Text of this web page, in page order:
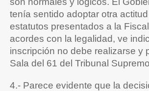
tenía sentido adoptar otra
estatutos presentados a la
acordes con la legalidad, ve
inscripción no debe realizarse y
Sala del 61 del Tribunal
4.- Parece evidente que la